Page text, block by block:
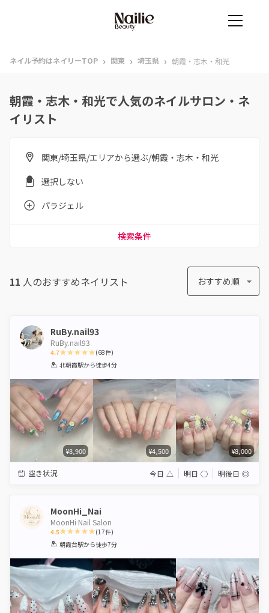
ネイル予約はネイリーTOP › 関東 › 埼玉県 › 朝霞・志木・和光
朝霞・志木・和光で人気のネイルサロン・ネ
イリスト
関東/埼玉県/エリアから選ぶ/朝霞・志木・和光
選択しない
パラジェル
検索条件
11 人のおすすめネイリスト おすすめ順
RuBy.nail93
RuBy.nail93
4.7
1 2 3 4 5
(68件)
北朝霞駅から徒歩4分
¥8,900 ¥4,500 ¥8,000
空き状況 今日 △ 明日 ◯ 明後日 ◎
MoonHi_Nai
MoonHi Nail Salon
4.5
1 2 3 4 5
(17件)
朝霞台駅から徒歩7分